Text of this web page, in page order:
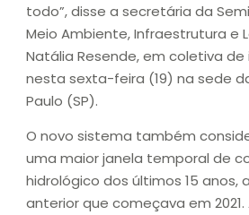
todo”, disse a secretária da
Meio Ambiente, Infraestrutura e
Natália Resende, em coletiva
nesta sexta-feira (19) na sede
Paulo (SP).
O novo sistema também
uma maior janela temporal de
hidrológico dos últimos 15 anos,
anterior que começava em